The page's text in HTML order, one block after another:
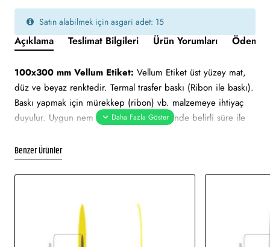
Satın alabilmek için asgari adet: 15
Açıklama Teslimat Bilgileri Ürün Yorumları Ödeme
100x300 mm Vellum Etiket: Vellum Etiket üst yüzey mat,
düz ve beyaz renktedir. Termal trasfer baskı (Ribon ile baskı).
Baskı yapmak için mürekkep (ribon) vb. malzemeye ihtiyaç
duyulur. Uygun nem ve sıcaklık değerlerinde belirli süre ile
ışını gibi hafif derecedeki ısılarda zarar görmez.
100x300 mm Vellum Etiket tüm barkod yazıcılar için
uygundur.
Yapışkan Türleri: Akrilik (Standart yapışkanlı tutkal), Holtmelt
(Kuvvetli yapışkan tutkal), Nonpern (İz Bırakmayan yapışkanlı
tutkal), Deep frezee (Soğuğa dayanıklı yapışkanlı tutkal)
Benzer Ürünler